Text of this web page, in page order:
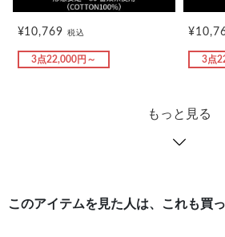
¥10,769税込
3点22,000円～ 3点
もっと見る
このアイテムを見た人は、これも買